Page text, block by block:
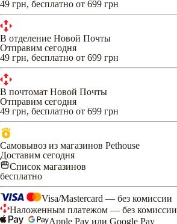
49 грн, бесплатно от 699 грн
В отделение Новой Почты
Отправим сегодня
49 грн, бесплатно от 699 грн
В почтомат Новой Почты
Отправим сегодня
49 грн, бесплатно от 699 грн
Самовывоз из магазинов Pethouse
Доставим сегодня
Список магазинов
бесплатно
Visa/Mastercard — без комиссии
Наложенным платежом — без комиссии
Apple Pay или Google Pay